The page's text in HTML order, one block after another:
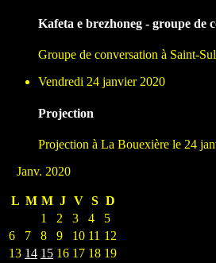
Kafeta e brezhoneg - groupe de
Groupe de conversation à Saint-
Vendredi 24 janvier 2020
Projection
Projection à La Bouexière le 24
Janv. 2020
L M M J V S D
1
2 3 4
5
6
7 8 9 10 11 12
13 14 15 16 17 18 19